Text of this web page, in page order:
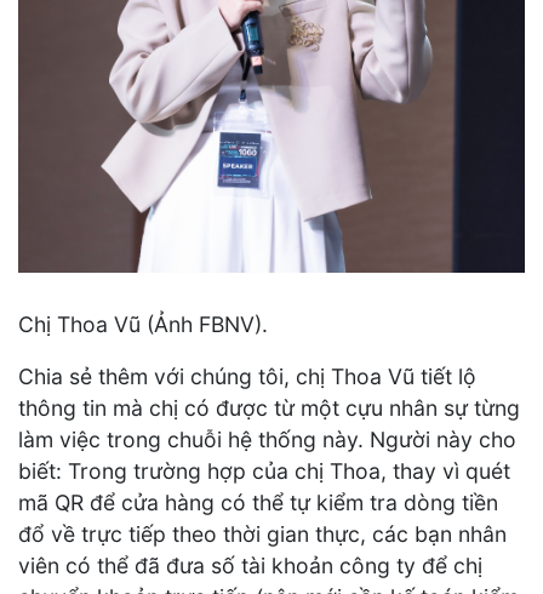
Chị Thoa Vũ (Ảnh FBNV).
Chia sẻ thêm với chúng tôi, chị Thoa Vũ tiết lộ
thông tin mà chị có được từ một cựu nhân sự từng
làm việc trong chuỗi hệ thống này. Người này cho
biết: Trong trường hợp của chị Thoa, thay vì quét
mã QR để cửa hàng có thể tự kiểm tra dòng tiền
đổ về trực tiếp theo thời gian thực, các bạn nhân
viên có thể đã đưa số tài khoản công ty để chị